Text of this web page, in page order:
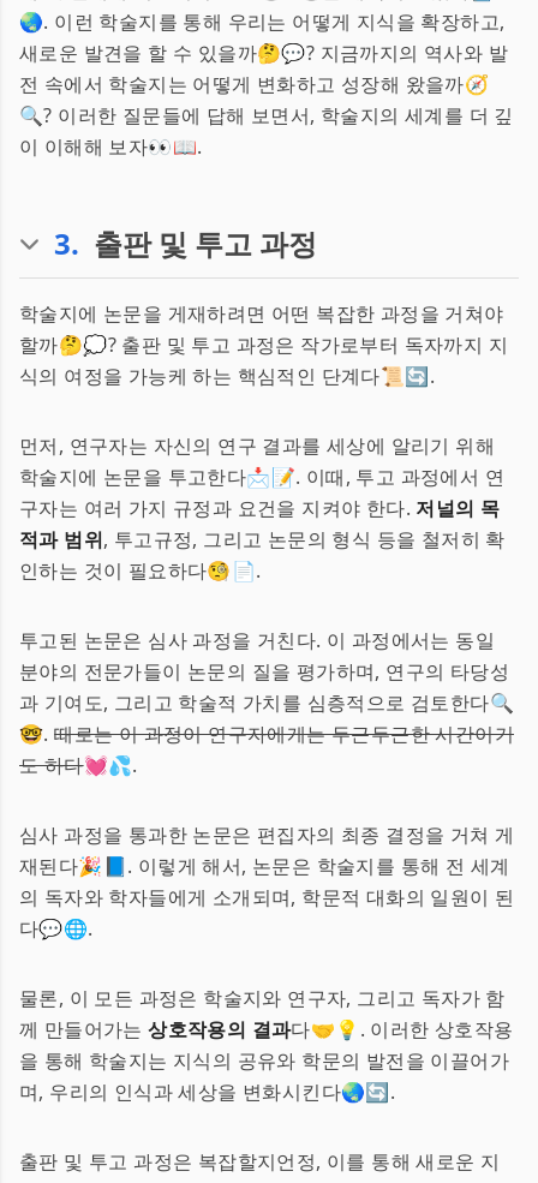
🌏. 이런 학술지를 통해 우리는 어떻게 지식을 확장하고,
새로운 발견을 할 수 있을까🤔💬? 지금까지의 역사와 발
전 속에서 학술지는 어떻게 변화하고 성장해 왔을까🧭
🔍? 이러한 질문들에 답해 보면서, 학술지의 세계를 더 깊
이 이해해 보자👀📖.
3. 출판 및 투고 과정
학술지에 논문을 게재하려면 어떤 복잡한 과정을 거쳐야
할까🤔💭? 출판 및 투고 과정은 작가로부터 독자까지 지
식의 여정을 가능케 하는 핵심적인 단계다📜🔄.
먼저, 연구자는 자신의 연구 결과를 세상에 알리기 위해
학술지에 논문을 투고한다📩📝. 이때, 투고 과정에서 연
구자는 여러 가지 규정과 요건을 지켜야 한다. 저널의 목
적과 범위, 투고규정, 그리고 논문의 형식 등을 철저히 확
인하는 것이 필요하다🧐📄.
투고된 논문은 심사 과정을 거친다. 이 과정에서는 동일
분야의 전문가들이 논문의 질을 평가하며, 연구의 타당성
과 기여도, 그리고 학술적 가치를 심층적으로 검토한다🔍
🤓.때로는 이 과정이 연구자에게는 두근두근한 시간이기
도 하다💓💦.
심사 과정을 통과한 논문은 편집자의 최종 결정을 거쳐 게
재된다🎉📘. 이렇게 해서, 논문은 학술지를 통해 전 세계
의 독자와 학자들에게 소개되며, 학문적 대화의 일원이 된
다💬🌐.
물론, 이 모든 과정은 학술지와 연구자, 그리고 독자가 함
께 만들어가는상호작용의 결과다🤝💡. 이러한 상호작용
을 통해 학술지는 지식의 공유와 학문의 발전을 이끌어가
며, 우리의 인식과 세상을 변화시킨다🌏🔄.
출판 및 투고 과정은 복잡할지언정, 이를 통해 새로운 지